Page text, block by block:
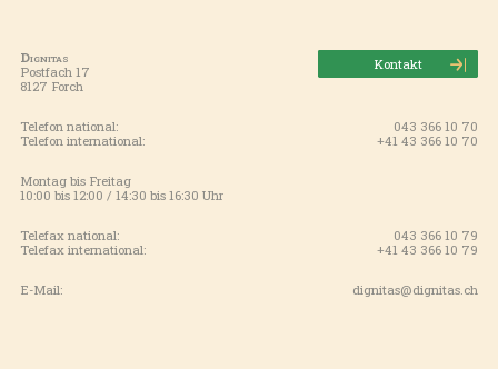
Dignitas
Postfach 17
8127 Forch
Kontakt
Telefon national:
043 366 10 70
Telefon international:
+41 43 366 10 70
Montag bis Freitag
10:00 bis 12:00 / 14:30 bis 16:30 Uhr
Telefax national:
043 366 10 79
Telefax international:
+41 43 366 10 79
E-Mail: dignitas@dignitas.ch